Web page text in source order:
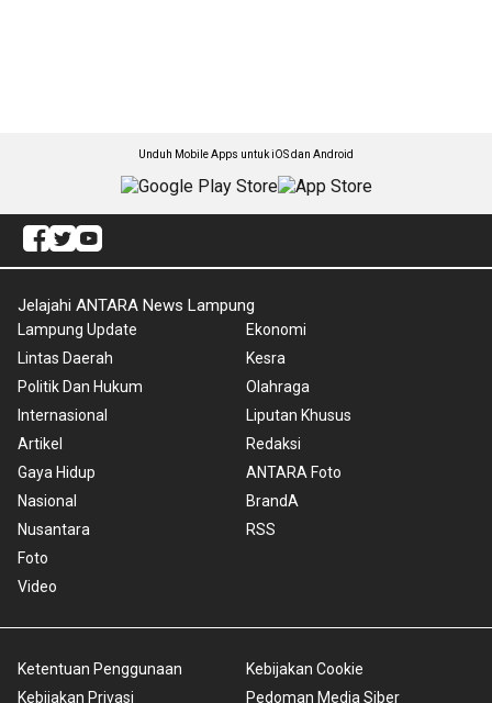
Unduh Mobile Apps untuk iOS dan Android
Jelajahi ANTARA News Lampung
Lampung Update
Lintas Daerah
Politik Dan Hukum
Internasional
Artikel
Gaya Hidup
Nasional
Nusantara
Foto
Video
Ekonomi
Kesra
Olahraga
Liputan Khusus
Redaksi
ANTARA Foto
BrandA
RSS
Ketentuan Penggunaan
Kebijakan Privasi
Kebijakan Cookie
Pedoman Media Siber